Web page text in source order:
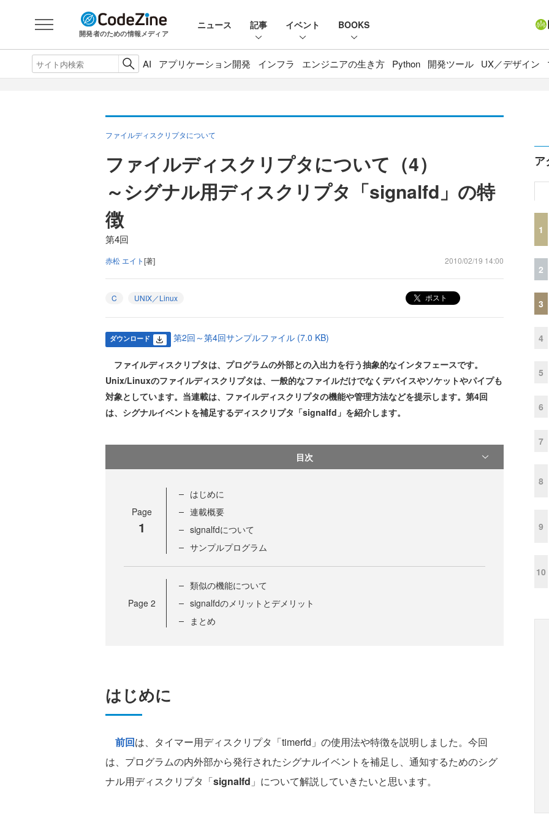
開発者のための情報メディア
ニュース 記事 イベント BOOKS
AI アプリケーション開発 インフラ エンジニアの生き方 Python 開発ツール UX／デザイン
ファイルディスクリプタについて
ファイルディスクリプタについて（4）
～シグナル用ディスクリプタ「signalfd」の特
徴
第4回
赤松 エイト[著] 2010/02/19 14:00
C UNIX／Linux ポスト
ダウンロード 第2回～第4回サンプルファイル (7.0 KB)
ファイルディスクリプタは、プログラムの外部との入出力を行う抽象的なインタフェースです。
Unix/Linuxのファイルディスクリプタは、一般的なファイルだけでなくデバイスやソケットやパイプも
対象としています。当連載は、ファイルディスクリプタの機能や管理方法などを提示します。第4回
は、シグナルイベントを補足するディスクリプタ「signalfd」を紹介します。
目次
Page
1
はじめに
連載概要
signalfdについて
サンプルプログラム
Page 2
類似の機能について
signalfdのメリットとデメリット
まとめ
はじめに
前回は、タイマー用ディスクリプタ「timerfd」の使用法や特徴を説明しました。今回
は、プログラムの内外部から発行されたシグナルイベントを補足し、通知するためのシグ
ナル用ディスクリプタ「signalfd 」について解説していきたいと思います。
ア
1
2
3
4
5
6
7
8
9
10